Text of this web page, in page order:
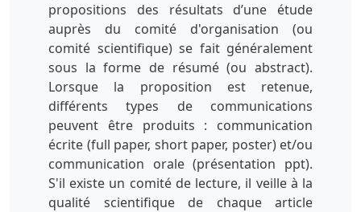
propositions des résultats d’une étude
auprès du comité d'organisation (ou
comité scientifique) se fait généralement
sous la forme de résumé (ou abstract).
Lorsque la proposition est retenue,
différents types de communications
peuvent être produits : communication
écrite (full paper, short paper, poster) et/ou
communication orale (présentation ppt).
S'il existe un comité de lecture, il veille à la
qualité scientifique de chaque article